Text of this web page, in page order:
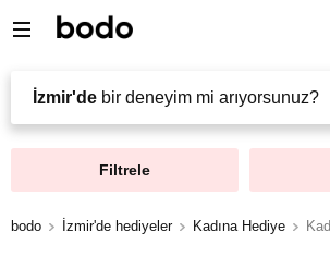
İzmir'de bir deneyim mi arıyorsunuz?
Filtrele
bodo İzmir'de hediyeler Kadına Hediye